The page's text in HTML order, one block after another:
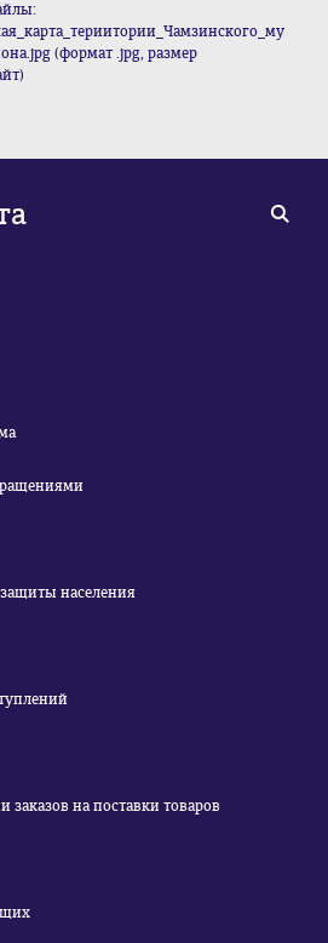
(формат .jpg, размер
населения
на поставки товаров